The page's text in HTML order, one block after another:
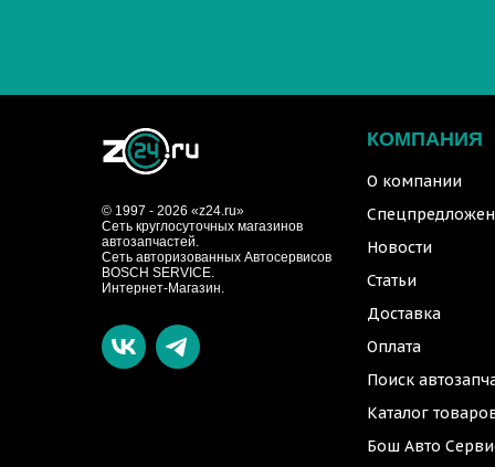
© 1997 - 2026 «z24.ru»
Cеть круглосуточных магазинов
автозапчастей.
Сеть авторизованных Автосервисов
BOSCH SERVICE.
Интернет-Магазин.
КОМПАНИЯ
О компании
Новости
Статьи
Доставка
Оплата
Поиск
Каталог
Бош Авто